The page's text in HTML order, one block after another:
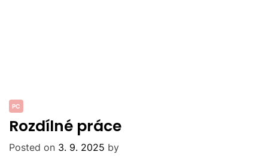
PC
Rozdílné práce
Posted on 3. 9. 2025 by